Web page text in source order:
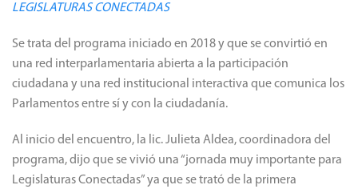
LEGISLATURAS CONECTADAS
Se trata del programa iniciado en 2018 y que se convirtió en
una red interparlamentaria abierta a la participación
ciudadana y una red institucional interactiva que comunica los
Parlamentos entre sí y con la ciudadanía.
Al inicio del encuentro, la lic. Julieta Aldea, coordinadora del
programa, dijo que se vivió una “jornada muy importante para
Legislaturas Conectadas” ya que se trató de la primera